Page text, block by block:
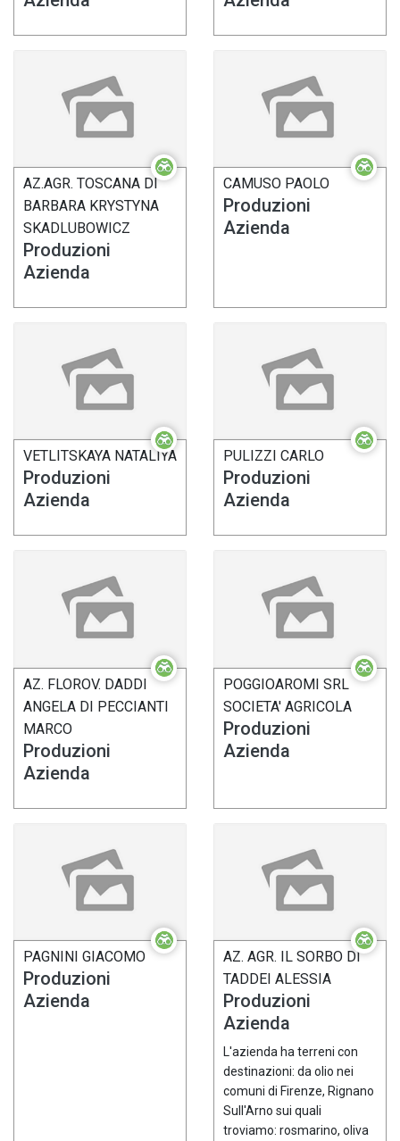
AZ.AGR. TOSCANA DI
BARBARA KRYSTYNA
SKADLUBOWICZ
Produzioni
Azienda
CAMUSO PAOLO
Produzioni
Azienda
VETLITSKAYA NATALIYA
Produzioni
Azienda
PULIZZI CARLO
Produzioni
Azienda
AZ. FLOROV. DADDI
ANGELA DI PECCIANTI
MARCO
Produzioni
Azienda
POGGIOAROMI SRL
SOCIETA' AGRICOLA
Produzioni
Azienda
PAGNINI GIACOMO
Produzioni
Azienda
AZ. AGR. IL SORBO DI
TADDEI ALESSIA
Produzioni
Azienda
L'azienda ha terreni con
destinazioni: da olio nei
comuni di Firenze, Rignano
Sull'Arno sui quali
troviamo: rosmarino, oliva